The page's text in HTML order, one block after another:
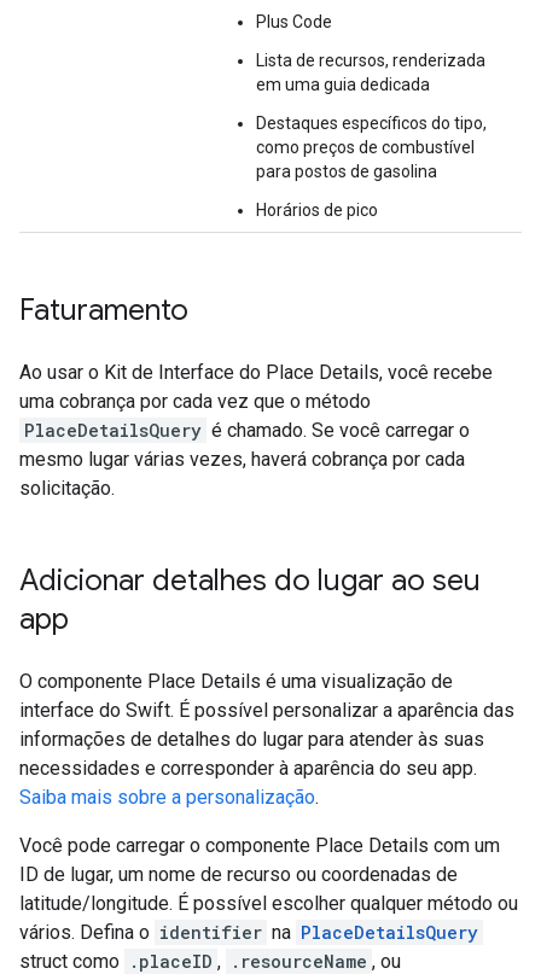
Plus Code
Lista de recursos, renderizada
em uma guia dedicada
Destaques específicos do tipo,
como preços de combustível
para postos de gasolina
Horários de pico
Faturamento
Ao usar o Kit de Interface do Place Details, você recebe
uma cobrança por cada vez que o método
PlaceDetailsQuery é chamado. Se você carregar o
mesmo lugar várias vezes, haverá cobrança por cada
solicitação.
Adicionar detalhes do lugar ao seu
app
O componente Place Details é uma visualização de
interface do Swift. É possível personalizar a aparência das
informações de detalhes do lugar para atender às suas
necessidades e corresponder à aparência do seu app.
Saiba mais sobre a personalização.
Você pode carregar o componente Place Details com um
ID de lugar, um nome de recurso ou coordenadas de
latitude/longitude. É possível escolher qualquer método ou
vários. Defina o identifier na PlaceDetailsQuery
struct como .placeID , .resourceName , ou